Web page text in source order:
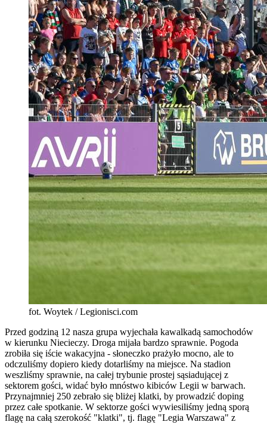
fot. Woytek / Legionisci.com
Przed godziną 12 nasza grupa wyjechała kawalkadą samochodów
w kierunku Niecieczy. Droga mijała bardzo sprawnie. Pogoda
zrobiła się iście wakacyjna - słoneczko prażyło mocno, ale to
odczuliśmy dopiero kiedy dotarliśmy na miejsce. Na stadion
weszliśmy sprawnie, na całej trybunie prostej sąsiadującej z
sektorem gości, widać było mnóstwo kibiców Legii w barwach.
Przynajmniej 250 zebrało się bliżej klatki, by prowadzić doping
przez całe spotkanie. W sektorze gości wywiesiliśmy jedną sporą
flagę na całą szerokość "klatki", tj. flagę "Legia Warszawa" z